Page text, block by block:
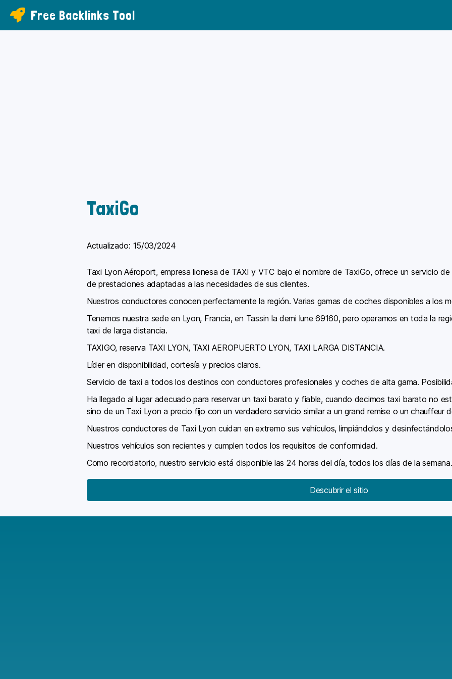
Free Backlinks Tool
TaxiGo
Actualizado: 15/03/2024
Taxi Lyon Aéroport, empresa lionesa de TAXI y VTC bajo el nombre de TaxiGo, ofrece un servicio
de prestaciones adaptadas a las necesidades de sus clientes.
Nuestros conductores conocen perfectamente la región. Varias gamas de coches disponibles a los
Tenemos nuestra sede en Lyon, Francia, en Tassin la demi lune 69160, pero operamos en toda la
taxi de larga distancia.
TAXIGO, reserva TAXI LYON, TAXI AEROPUERTO LYON, TAXI LARGA DISTANCIA.
Líder en disponibilidad, cortesía y precios claros.
Servicio de taxi a todos los destinos con conductores profesionales y coches de alta gama.
Ha llegado al lugar adecuado para reservar un taxi barato y fiable, cuando decimos taxi barato no
sino de un Taxi Lyon a precio fijo con un verdadero servicio similar a un grand remise o un chauffeur
Nuestros conductores de Taxi Lyon cuidan en extremo sus vehículos, limpiándolos y
Nuestros vehículos son recientes y cumplen todos los requisitos de conformidad.
Como recordatorio, nuestro servicio está disponible las 24 horas del día, todos los días de la semana.
Descubrir el sitio